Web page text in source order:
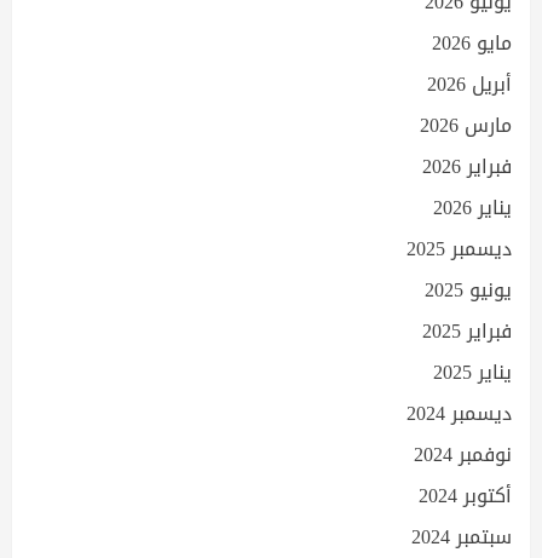
مايو 2026
أبريل 2026
مارس 2026
فبراير 2026
يناير 2026
ديسمبر 2025
يونيو 2025
فبراير 2025
يناير 2025
ديسمبر 2024
نوفمبر 2024
أكتوبر 2024
سبتمبر 2024